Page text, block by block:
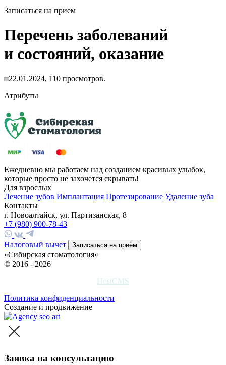
Записаться на прием
Перечень заболеваний
и состояний, оказание
22.01.2024, 110 просмотров.
Атрибуты
Ежедневно мы работаем над созданием красивых улыбок,
которые просто не захочется скрывать!
Для взрослых
Лечение зубов Имплантация Протезирование Удаление зуба
Контакты
г. Новоалтайск, ул. Партизанская, 8
+7 (980) 900-78-43
Налоговый вычет Записаться на приём
«Сибирская стоматология»
© 2016 - 2026
HostCMS
Политика конфиденциальности
Создание и продвижение
Заявка на консультацию